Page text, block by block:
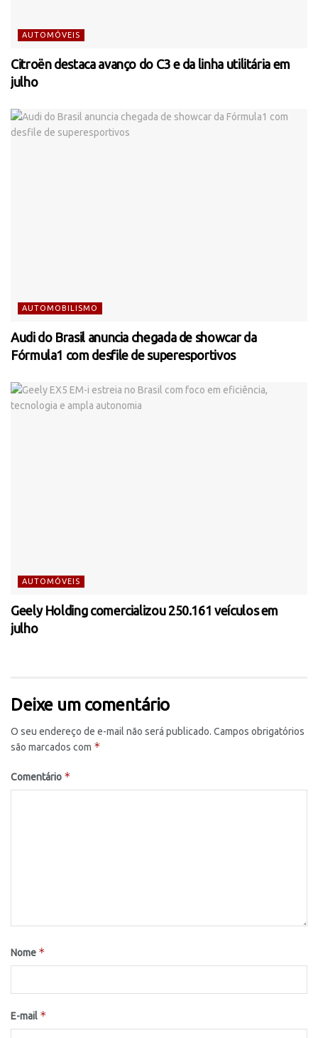
AUTOMÓVEIS
Citroën destaca avanço do C3 e da linha utilitária em
julho
AUTOMOBILISMO
Audi do Brasil anuncia chegada de showcar da
Fórmula1 com desfile de superesportivos
AUTOMÓVEIS
Geely Holding comercializou 250.161 veículos em
julho
Deixe um comentário
O seu endereço de e-mail não será publicado. Campos obrigatórios
são marcados com *
Comentário *
Nome *
E-mail *